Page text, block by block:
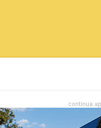
continua